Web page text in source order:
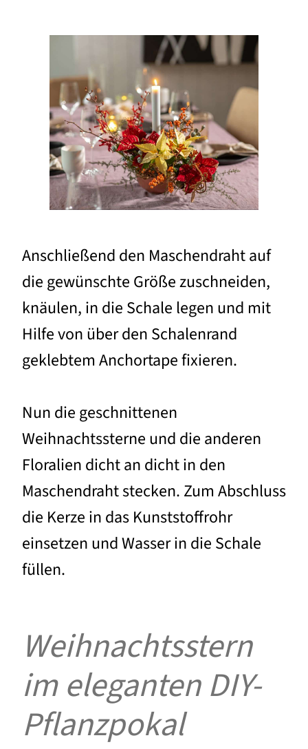
Anschließend den Maschendraht auf
die gewünschte Größe zuschneiden,
knäulen, in die Schale legen und mit
Hilfe von über den Schalenrand
geklebtem Anchortape fixieren.
Nun die geschnittenen
Weihnachtssterne und die anderen
Floralien dicht an dicht in den
Maschendraht stecken. Zum Abschluss
die Kerze in das Kunststoffrohr
einsetzen und Wasser in die Schale
füllen.
Weihnachtsstern
im eleganten DIY-
Pflanzpokal